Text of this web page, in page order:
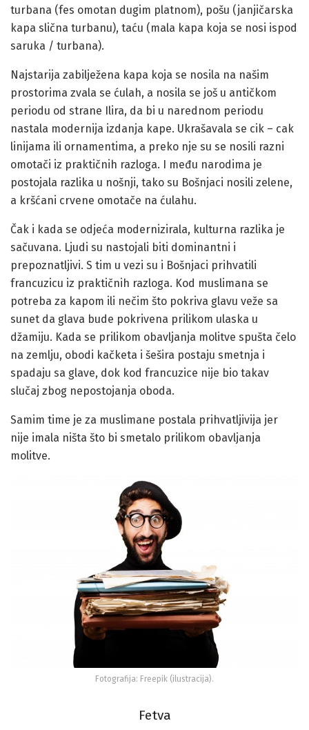
turbana (fes omotan dugim platnom), pošu (janjičarska
kapa slična turbanu), taću (mala kapa koja se nosi ispod
saruka / turbana).
Najstarija zabilježena kapa koja se nosila na našim
prostorima zvala se ćulah, a nosila se još u antičkom
periodu od strane Ilira, da bi u narednom periodu
nastala modernija izdanja kape. Ukrašavala se cik – cak
linijama ili ornamentima, a preko nje su se nosili razni
omotači iz praktičnih razloga. I među narodima je
postojala razlika u nošnji, tako su Bošnjaci nosili zelene,
a kršćani crvene omotače na ćulahu.
Čak i kada se odjeća modernizirala, kulturna razlika je
sačuvana. Ljudi su nastojali biti dominantni i
prepoznatljivi. S tim u vezi su i Bošnjaci prihvatili
francuzicu iz praktičnih razloga. Kod muslimana se
potreba za kapom ili nečim što pokriva glavu veže sa
sunet da glava bude pokrivena prilikom ulaska u
džamiju. Kada se prilikom obavljanja molitve spušta čelo
na zemlju, obodi kačketa i šešira postaju smetnja i
spadaju sa glave, dok kod francuzice nije bio takav
slučaj zbog nepostojanja oboda.
Samim time je za muslimane postala prihvatljivija jer
nije imala ništa što bi smetalo prilikom obavljanja
molitve.
Fotografija: Freepik (ilustracija).
Fetva